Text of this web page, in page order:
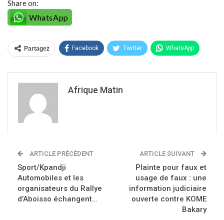
Share on:
WhatsApp
Partagez Facebook Twitter WhatsApp
Afrique Matin
ARTICLE PRÉCÉDENT
Sport/Kpandji
Automobiles et les
organisateurs du Rallye
d’Aboisso échangent…
ARTICLE SUIVANT
Plainte pour faux et
usage de faux : une
information judiciaire
ouverte contre KOME
Bakary